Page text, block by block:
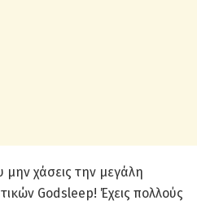
μην χάσεις την μεγάλη
Godsleep! Έχεις πολλούς